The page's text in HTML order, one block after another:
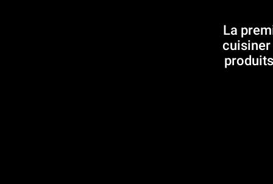
La
cuisiner